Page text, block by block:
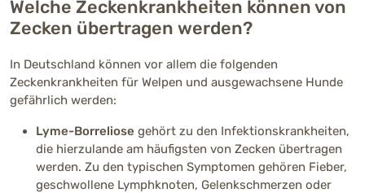
Welche Zeckenkrankheiten können von
Zecken übertragen werden?
In Deutschland können vor allem die folgenden
Zeckenkrankheiten für Welpen und ausgewachsene Hunde
gefährlich werden:
Lyme-Borreliose gehört zu den Infektionskrankheiten,
die hierzulande am häufigsten von Zecken übertragen
werden. Zu den typischen Symptomen gehören Fieber,
geschwollene Lymphknoten, Gelenkschmerzen oder